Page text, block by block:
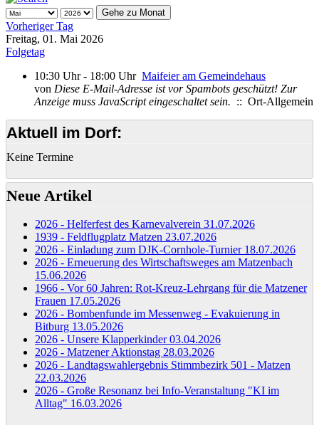
Gehe zu Monat
Vorheriger Tag
Freitag, 01. Mai 2026
Folgetag
10:30 Uhr - 18:00 Uhr Maifeier am Gemeindehaus
von Diese E-Mail-Adresse ist vor Spambots geschützt! Zur
Anzeige muss JavaScript eingeschaltet sein. :: Ort-Allgemein
Aktuell im Dorf:
Keine Termine
Neue Artikel
2026 - Helferfest des Karnevalverein 31.07.2026
1939 - Feldflugplatz Matzen 23.07.2026
2026 - Einladung zum DJK-Cornhole-Turnier 18.07.2026
2026 - Erneuerung des Wirtschaftsweges am Matzenbach
15.06.2026
1966 - Vor 60 Jahren: Rot-Kreuz-Lehrgang für die Matzener
Frauen 17.05.2026
2026 - Bombenfunde im Messenweg - Evakuierung in
Bitburg 13.05.2026
2026 - Unsere Klapperkinder03.04.2026
2026 - Matzener Aktionstag 28.03.2026
2026 - Landtagswahlergebnis Stimmbezirk 501 - Matzen
22.03.2026
2026 - Große Resonanz bei Info-Veranstaltung "KI im
Alltag" 16.03.2026